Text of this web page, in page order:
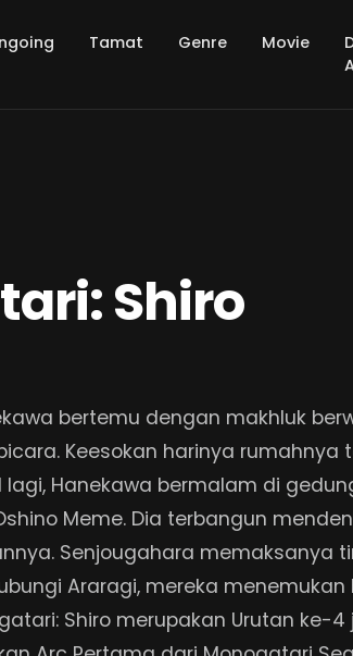
Tamat Genre Movie
Shiro
bertemu dengan makhluk
Keesokan harinya rumahnya
Hanekawa bermalam di
Meme. Dia terbangun
Senjougahara memaksanya
Araragi, mereka menemukan
Shiro merupakan Urutan ke-4